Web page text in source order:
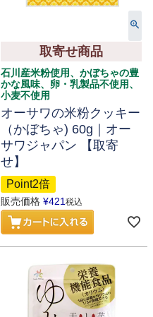
取寄せ商品
石川産米粉使用、かぼちゃの豊
かな風味、卵・乳製品不使用、
小麦不使用
オーサワの米粉クッキー
（かぼちゃ) 60g｜オー
サワジャパン 【取寄
せ】
Point2倍
販売価格 ¥421 税込